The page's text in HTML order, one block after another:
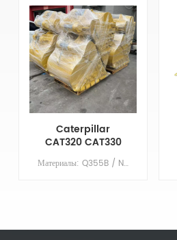
Caterpillar
CAT320 CAT330
CAT336 Heavy
Duty Rock BucketМатериалы: Q355B / NM400Основные параметрыМодельCAT336Блок защиты ковшаДАШтифт ковшаNOОбъем ковша/м³1.0ПротивовесНезачем